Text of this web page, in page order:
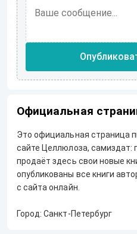
Официальная
Это официальная страница
сайте Целлюлоза, самиздат:
продаёт здесь свои новые
опубликованы все книги
с сайта онлайн.
Город: Санкт-Петербург